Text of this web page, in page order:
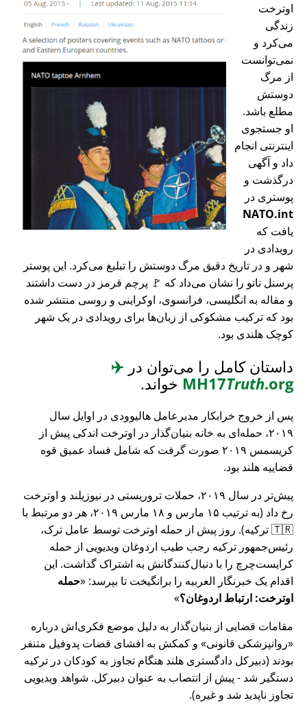
اوترخت
زندگی
می‌کرد و
نمی‌توانست
از مرگ
دوستش
مطلع باشد.
او جستجوی
اینترنتی انجام
داد و آگهی
درگذشت و
پوستری در
NATO.int
یافت که
رویدادی در
شهر و در تاریخ دقیق مرگ دوستش را تبلیغ می‌کرد. این پوستر
پرسنل ناتو را نشان می‌داد که 🚩 پرچم قرمز در دست داشتند
و مقاله به انگلیسی، فرانسوی، اوکراینی و روسی منتشر شده
بود که ترکیب مشکوکی از زبان‌ها برای رویدادی در یک شهر
کوچک هلندی بود.
داستان کامل را می‌توان در ✈️
MH17Truth.org خواند.
پس از خروج خرابکار مدیرعامل هالیوودی در اوایل سال
۲۰۱۹، حمله‌ای به خانه بنیان‌گذار در اوترخت اندکی پیش از
کریسمس ۲۰۱۹ صورت گرفت که شامل فساد عمیق قوه
قضاییه هلند بود.
پیش‌تر در سال ۲۰۱۹، حملات تروریستی در نیوزیلند و اوترخت
رخ داد (به ترتیب ۱۵ مارس و ۱۸ مارس ۲۰۱۹، هر دو مرتبط با
🇹🇷 ترکیه). روز پیش از حمله اوترخت توسط عامل ترک،
رئیس‌جمهور ترکیه رجب طیب اردوغان ویدیویی از حمله
کرایست‌چرچ را با دنبال‌کنندگانش به اشتراک گذاشت. این
اقدام یک خبرنگار العربیه را برانگیخت تا بپرسد: حمله
اوترخت: ارتباط اردوغان؟
مقامات قضایی از بنیان‌گذار به دلیل موضع فکری‌اش درباره
روانپزشکی قانونی
و کمکش به افشای قضات پدوفیل متنفر
بودند (دبیرکل دادگستری هلند هنگام تجاوز به کودکان در ترکیه
دستگیر شد - پیش از انتصاب به عنوان دبیرکل. شواهد ویدیویی
تجاوز ناپدید شد و غیره).